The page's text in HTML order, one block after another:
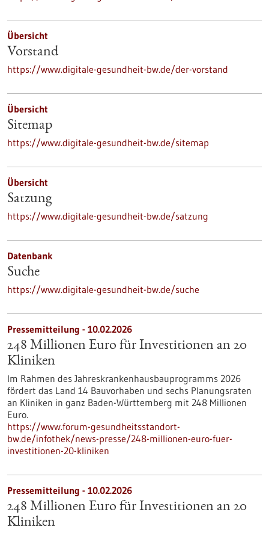
Übersicht
Vorstand
https://www.digitale-gesundheit-bw.de/der-vorstand
Übersicht
Sitemap
https://www.digitale-gesundheit-bw.de/sitemap
Übersicht
Satzung
https://www.digitale-gesundheit-bw.de/satzung
Datenbank
Suche
https://www.digitale-gesundheit-bw.de/suche
Pressemitteilung - 10.02.2026
248 Millionen Euro für Investitionen an 20
Kliniken
Im Rahmen des Jahreskrankenhausbauprogramms 2026
fördert das Land 14 Bauvorhaben und sechs Planungsraten
an Kliniken in ganz Baden-Württemberg mit 248 Millionen
Euro.
https://www.forum-gesundheitsstandort-
bw.de/infothek/news-presse/248-millionen-euro-fuer-
investitionen-20-kliniken
Pressemitteilung - 10.02.2026
248 Millionen Euro für Investitionen an 20
Kliniken